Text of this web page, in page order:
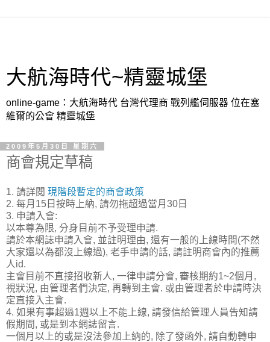
大航海時代~精靈城堡
online-game：大航海時代 台灣代理商 戰列艦伺服器 位在塞
維爾的公會 精靈城堡
2009年5月30日 星期六
商會規定草稿
1. 請詳閱 現階段暫定的商會政策
2. 每月15日按時上納, 請勿拖超過當月30日
3. 申請入會:
以本尊為限, 分身目前不予受理申請.
請於本網誌申請入會, 並註明理由, 還有一般的上線時間(不然
大家還以為都沒上線過), 老手申請的話, 請註明商會內的推薦
人id.
主會目前不直接招收新人, 一律申請分會, 審核期約1~2個月,
視狀況, 由管理者們決定, 再轉到主會. 或由管理者於申請時決
定直接入主會.
4. 如果有事超過1週以上不能上線, 請發信給管理人員告知請
假期間, 或是到本網誌留言.
一個月以上的或是沒法參加上納的, 除了發函外, 請自動轉申